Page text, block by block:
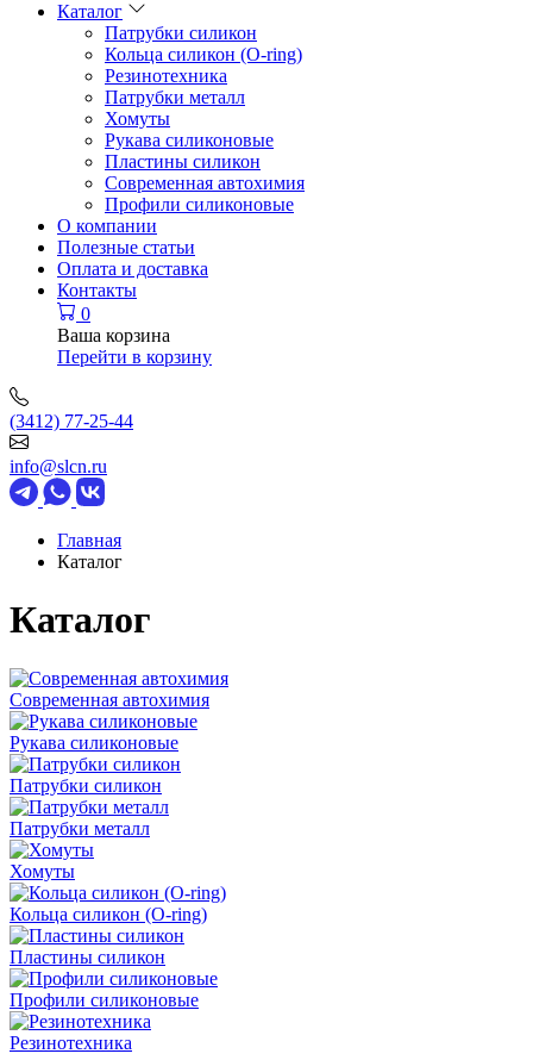
Каталог
Патрубки силикон
Кольца силикон (O-ring)
Резинотехника
Патрубки металл
Хомуты
Рукава силиконовые
Пластины силикон
Современная автохимия
Профили силиконовые
О компании
Полезные статьи
Оплата и доставка
Контакты
0
Ваша корзина
Перейти в корзину
(3412) 77-25-44
info@slcn.ru
Главная
Каталог
Каталог
Современная автохимия
Рукава силиконовые
Патрубки силикон
Патрубки металл
Хомуты
Кольца силикон (O-ring)
Пластины силикон
Профили силиконовые
Резинотехника